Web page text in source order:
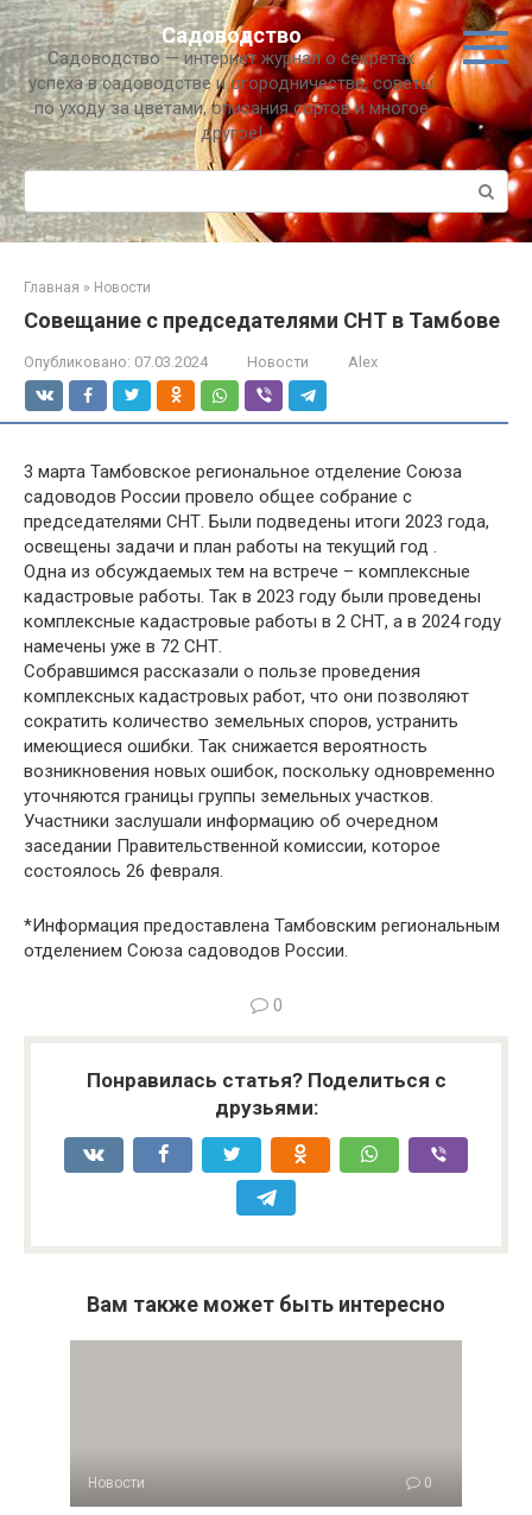
Перейти
к
контенту
Садоводство
Садоводство — интернет журнал о секретах
успеха в садоводстве и огородничестве, советы
по уходу за цветами, описания сортов и многое
другое!
Поиск:
Главная » Новости
Совещание с председателями СНТ в Тамбове
Опубликовано: 07.03.2024 Новости Alex
3 марта Тамбовское региональное отделение Союза
садоводов России провело общее собрание с
председателями СНТ. Были подведены итоги 2023 года,
освещены задачи и план работы на текущий год .
Одна из обсуждаемых тем на встрече – комплексные
кадастровые работы. Так в 2023 году были проведены
комплексные кадастровые работы в 2 СНТ, а в 2024 году
намечены уже в 72 СНТ.
Собравшимся рассказали о пользе проведения
комплексных кадастровых работ, что они позволяют
сократить количество земельных споров, устранить
имеющиеся ошибки. Так снижается вероятность
возникновения новых ошибок, поскольку одновременно
уточняются границы группы земельных участков.
Участники заслушали информацию об очередном
заседании Правительственной комиссии, которое
состоялось 26 февраля.
*Информация предоставлена Тамбовским региональным
отделением Союза садоводов России.
0
Понравилась статья? Поделиться с
друзьями:
Вам также может быть интересно
Новости 0